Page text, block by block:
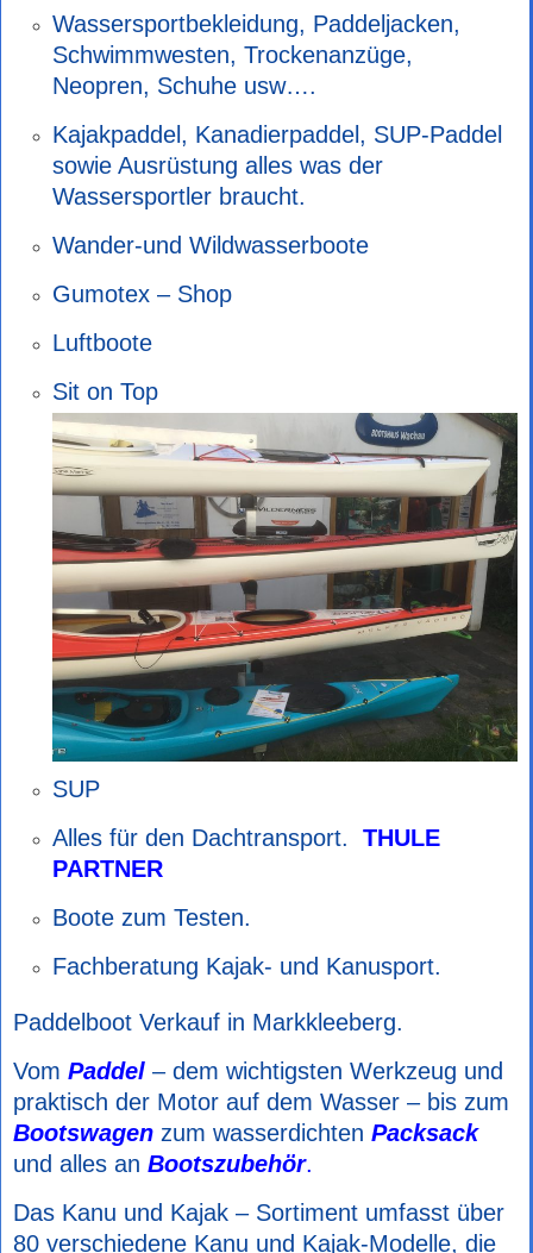
Wassersportbekleidung, Paddeljacken,
Schwimmwesten, Trockenanzüge,
Neopren, Schuhe usw….
Kajakpaddel, Kanadierpaddel, SUP-Paddel
sowie Ausrüstung alles was der
Wassersportler braucht.
Wander-und Wildwasserboote
Gumotex – Shop
Luftboote
Sit on Top
SUP
Alles für den Dachtransport.THULE
PARTNER
Boote zum Testen.
Fachberatung Kajak- und Kanusport.
Paddelboot Verkauf in Markkleeberg.
Vom Paddel – dem wichtigsten Werkzeug und
praktisch der Motor auf dem Wasser – bis zum
Bootswagenzum wasserdichten Packsack
und alles an Bootszubehör.
Das Kanu und Kajak – Sortiment umfasst über
80 verschiedene Kanu und Kajak-Modelle, die